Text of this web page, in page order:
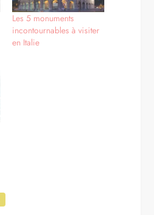
Les 5 monuments
incontournables à visiter
en Italie